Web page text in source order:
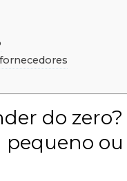
do
pequeno